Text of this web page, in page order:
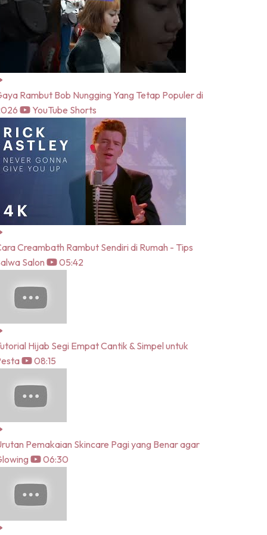
Rambut Bob Nungging Yang Tetap Populer di
YouTube Shorts
Creambath Rambut Sendiri di Rumah - Tips
Salon
05:42
Hijab Segi Empat Cantik & Simpel untuk
08:15
Pemakaian Skincare Pagi yang Benar agar
06:30